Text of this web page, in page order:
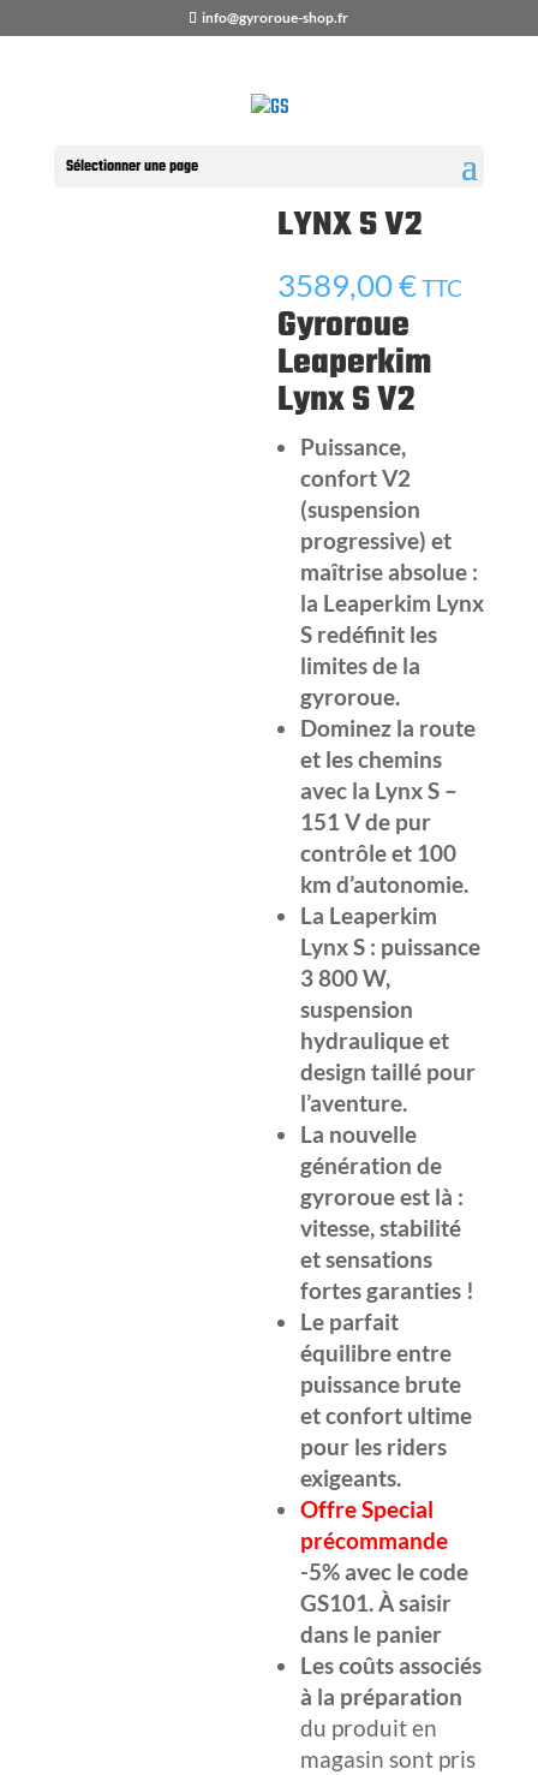
info@gyroroue-shop.fr
Sélectionner une page
/Gyroroue
LYNX S V2
3589,00€TTC
Gyroroue
Leaperkim
Lynx S V2
Puissance,
confort V2
(suspension
progressive) et
maîtrise absolue :
la Leaperkim Lynx
S redéfinit les
limites de la
gyroroue.
Dominez la route
et les chemins
avec la Lynx S –
151 V de pur
contrôle et 100
km d’autonomie.
La Leaperkim
Lynx S : puissance
3 800 W,
suspension
hydraulique et
design taillé pour
l’aventure.
La nouvelle
génération de
gyroroue est là :
vitesse, stabilité
et sensations
fortes garanties !
Le parfait
équilibre entre
puissance brute
et confort ultime
pour les riders
exigeants.
Offre Special
précommande
-5% avec le code
GS101. À saisir
dans le panier
Les coûts associés
à la préparation
du produit en
magasin sont pris